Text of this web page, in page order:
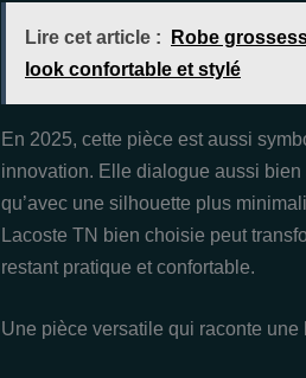
Lire cet article :
Robe
look confortable et stylé
En 2025, cette pièce est aussi
innovation. Elle dialogue aussi
qu’avec une silhouette plus
Lacoste TN bien choisie peut
restant pratique et confortable.
Une pièce versatile qui raconte une